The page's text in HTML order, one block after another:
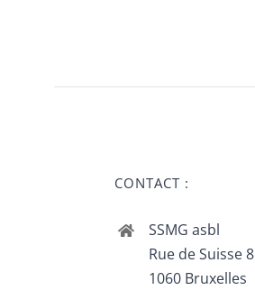
CONTACT :
SSMG asbl
Rue de Suisse 8
1060 Bruxelles